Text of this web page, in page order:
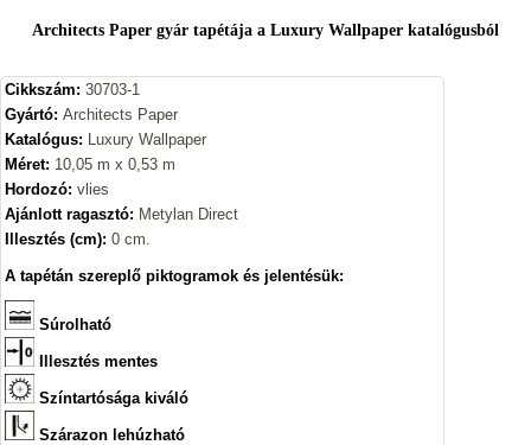
Architects Paper gyár tapétája a Luxury Wallpaper katalógusból
Cikkszám: 30703-1
Gyártó: Architects Paper
Katalógus: Luxury Wallpaper
Méret: 10,05 m x 0,53 m
Hordozó: vlies
Ajánlott ragasztó: Metylan Direct
Illesztés (cm): 0 cm.
A tapétán szereplő piktogramok és jelentésük:
Súrolható
Illesztés mentes
Színtartósága kiváló
Szárazon lehúzható